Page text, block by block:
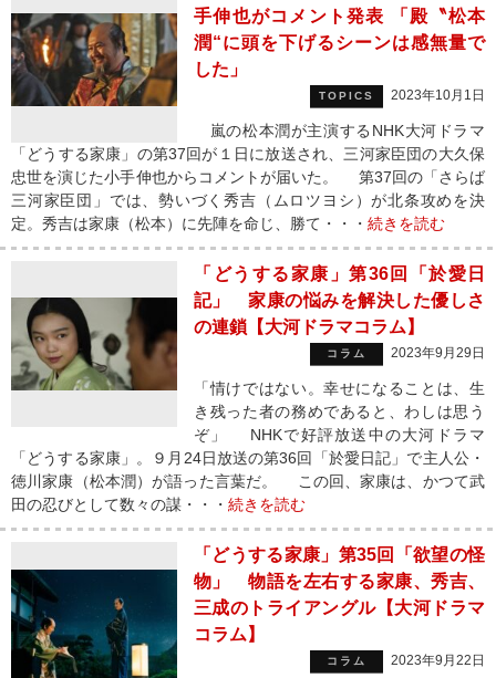
手伸也がコメント発表 「殿〝松本
潤“に頭を下げるシーンは感無量で
した」
TOPICS 2023年10月1日
嵐の松本潤が主演するNHK大河ドラマ
「どうする家康」の第37回が１日に放送され、三河家臣団の大久保
忠世を演じた小手伸也からコメントが届いた。 第37回の「さらば
三河家臣団」では、勢いづく秀吉（ムロツヨシ）が北条攻めを決
定。秀吉は家康（松本）に先陣を命じ、勝て・・・ 続きを読む
「どうする家康」第36回「於愛日
記」 家康の悩みを解決した優しさ
の連鎖【大河ドラマコラム】
コラム 2023年9月29日
「情けではない。幸せになることは、生
き残った者の務めであると、わしは思う
ぞ」 NHKで好評放送中の大河ドラマ
「どうする家康」。９月24日放送の第36回「於愛日記」で主人公・
徳川家康（松本潤）が語った言葉だ。 この回、家康は、かつて武
田の忍びとして数々の謀・・・ 続きを読む
「どうする家康」第35回「欲望の怪
物」 物語を左右する家康、秀吉、
三成のトライアングル【大河ドラマ
コラム】
コラム 2023年9月22日